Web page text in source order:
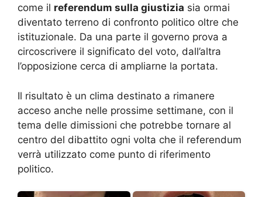
come il referendum sulla giustizia sia ormai
diventato terreno di confronto politico oltre che
istituzionale. Da una parte il governo prova a
circoscrivere il significato del voto, dall’altra
l’opposizione cerca di ampliarne la portata.
Il risultato è un clima destinato a rimanere
acceso anche nelle prossime settimane, con il
tema delle dimissioni che potrebbe tornare al
centro del dibattito ogni volta che il referendum
verrà utilizzato come punto di riferimento
politico.